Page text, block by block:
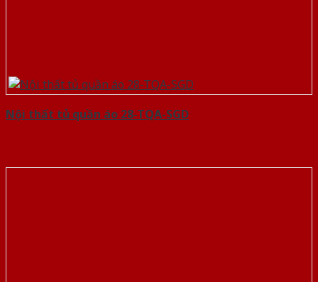
Nội thất tủ quần áo 28-TQA-SGD